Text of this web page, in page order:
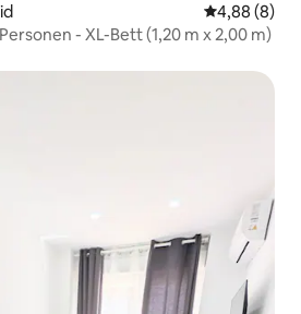
4,88 (8)
- XL-Bett (1,20 m x 2,00 m)